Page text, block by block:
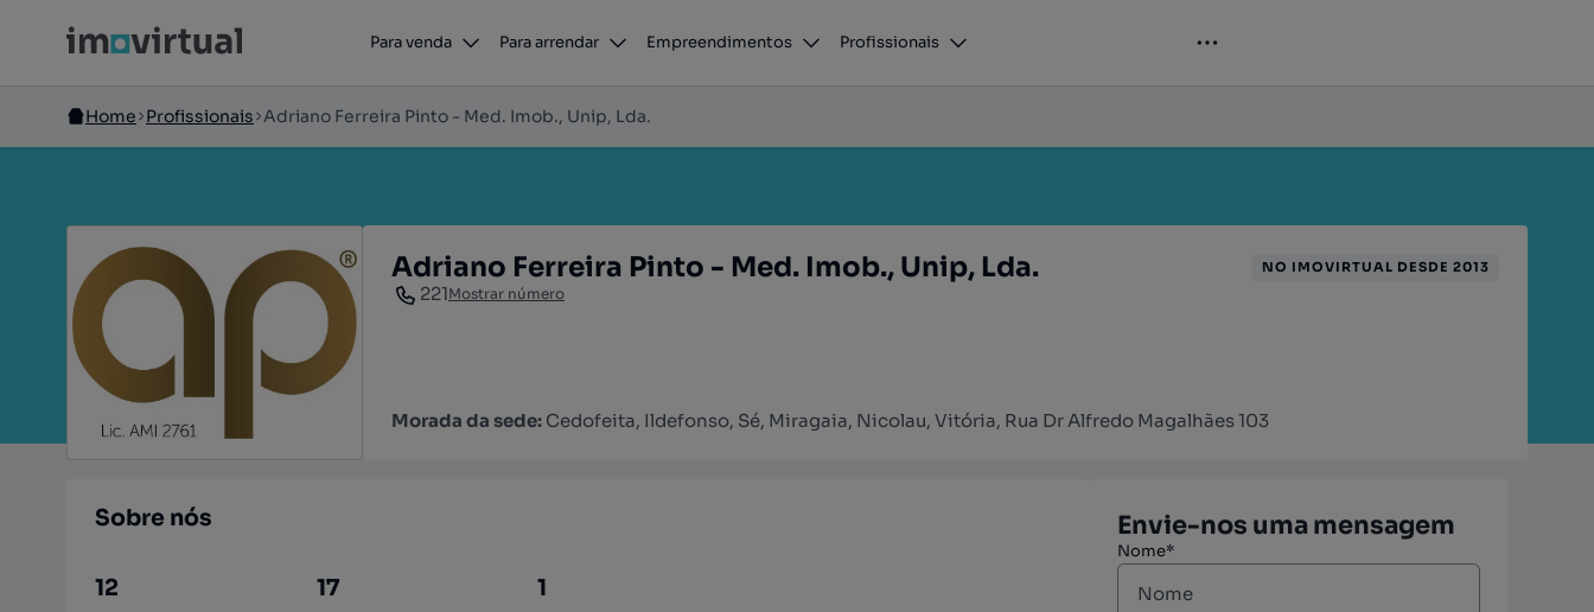
Para venda Para arrendar Empreendimentos Profissionais
Home Profissionais Adriano Ferreira Pinto - Med. Imob., Unip, Lda.
Adriano Ferreira Pinto - Med. Imob., Unip, Lda.
221Mostrar número
Morada da sede: Cedofeita, Ildefonso, Sé, Miragaia, Nicolau, Vitória, Rua Dr Alfredo Magalhães 103
NO IMOVIRTUAL DESDE 2013
Sobre nós
12 17 1
Envie-nos uma mensagem
Nome*